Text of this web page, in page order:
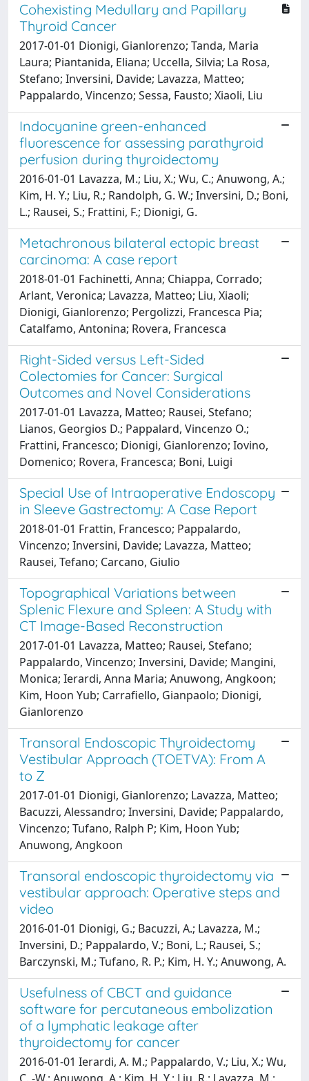
Cohexisting Medullary and Papillary
Thyroid Cancer
2017-01-01 Dionigi, Gianlorenzo; Tanda, Maria
Laura; Piantanida, Eliana; Uccella, Silvia; La Rosa,
Stefano; Inversini, Davide; Lavazza, Matteo;
Pappalardo, Vincenzo; Sessa, Fausto; Xiaoli, Liu
Indocyanine green-enhanced
fluorescence for assessing parathyroid
perfusion during thyroidectomy
2016-01-01 Lavazza, M.; Liu, X.; Wu, C.; Anuwong, A.;
Kim, H. Y.; Liu, R.; Randolph, G. W.; Inversini, D.; Boni,
L.; Rausei, S.; Frattini, F.; Dionigi, G.
Metachronous bilateral ectopic breast
carcinoma: A case report
2018-01-01 Fachinetti, Anna; Chiappa, Corrado;
Arlant, Veronica; Lavazza, Matteo; Liu, Xiaoli;
Dionigi, Gianlorenzo; Pergolizzi, Francesca Pia;
Catalfamo, Antonina; Rovera, Francesca
Right-Sided versus Left-Sided
Colectomies for Cancer: Surgical
Outcomes and Novel Considerations
2017-01-01 Lavazza, Matteo; Rausei, Stefano;
Lianos, Georgios D.; Pappalard, Vincenzo O.;
Frattini, Francesco; Dionigi, Gianlorenzo; Iovino,
Domenico; Rovera, Francesca; Boni, Luigi
Special Use of Intraoperative Endoscopy
in Sleeve Gastrectomy: A Case Report
2018-01-01 Frattin, Francesco; Pappalardo,
Vincenzo; Inversini, Davide; Lavazza, Matteo;
Rausei, Tefano; Carcano, Giulio
Topographical Variations between
Splenic Flexure and Spleen: A Study with
CT Image-Based Reconstruction
2017-01-01 Lavazza, Matteo; Rausei, Stefano;
Pappalardo, Vincenzo; Inversini, Davide; Mangini,
Monica; Ierardi, Anna Maria; Anuwong, Angkoon;
Kim, Hoon Yub; Carrafiello, Gianpaolo; Dionigi,
Gianlorenzo
Transoral Endoscopic Thyroidectomy
Vestibular Approach (TOETVA): From A
to Z
2017-01-01 Dionigi, Gianlorenzo; Lavazza, Matteo;
Bacuzzi, Alessandro; Inversini, Davide; Pappalardo,
Vincenzo; Tufano, Ralph P; Kim, Hoon Yub;
Anuwong, Angkoon
Transoral endoscopic thyroidectomy via
vestibular approach: Operative steps and
video
2016-01-01 Dionigi, G.; Bacuzzi, A.; Lavazza, M.;
Inversini, D.; Pappalardo, V.; Boni, L.; Rausei, S.;
Barczynski, M.; Tufano, R. P.; Kim, H. Y.; Anuwong, A.
Usefulness of CBCT and guidance
software for percutaneous embolization
of a lymphatic leakage after
thyroidectomy for cancer
2016-01-01 Ierardi, A. M.; Pappalardo, V.; Liu, X.; Wu,